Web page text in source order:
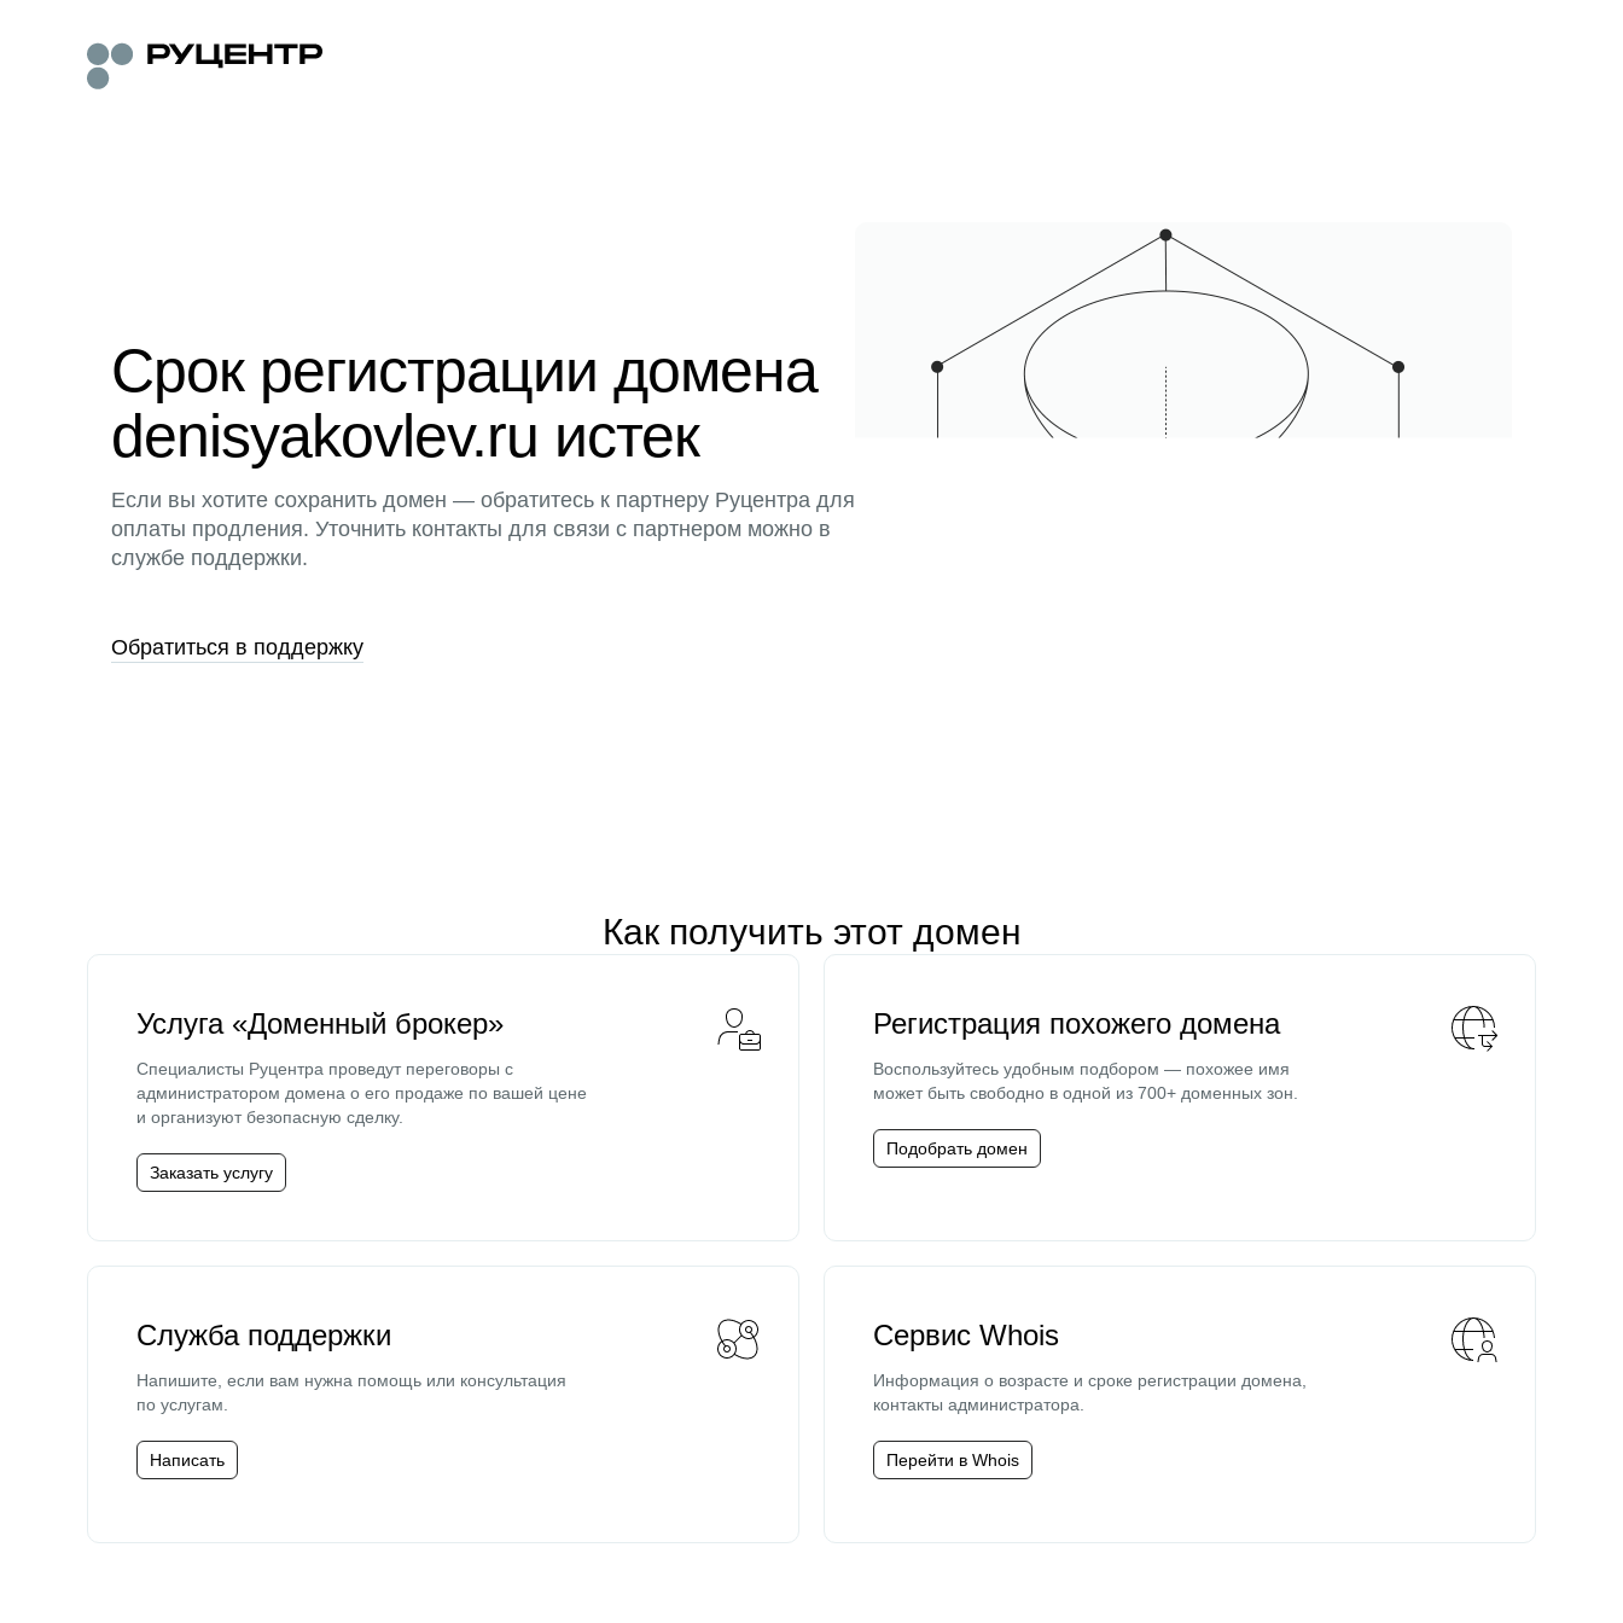
Срок регистрации домена
denisyakovlev.ru истек
Если вы хотите сохранить домен — обратитесь к партнеру Руцентра для
оплаты продления. Уточнить контакты для связи с партнером можно в
службе поддержки.
Обратиться в поддержку
Как получить этот домен
Услуга «Доменный брокер»
Специалисты Руцентра проведут переговоры с
администратором домена о его продаже по вашей цене
и организуют безопасную сделку.
Заказать услугу
Регистрация похожего домена
Воспользуйтесь удобным подбором — похожее имя
может быть свободно в одной из 700+ доменных зон.
Подобрать домен
Служба поддержки
Напишите, если вам нужна помощь или консультация
по услугам.
Написать
Сервис Whois
Информация о возрасте и сроке регистрации домена,
контакты администратора.
Перейти в Whois